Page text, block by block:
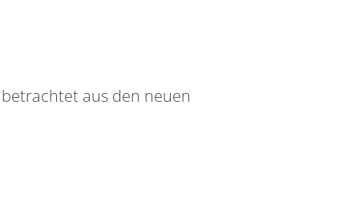
aus den neuen